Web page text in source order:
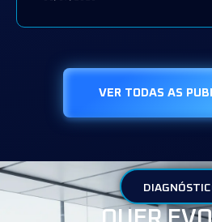
VER TODAS AS